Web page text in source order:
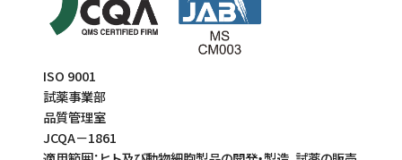
ISO 9001
試薬事業部
品質管理室
JCQA－1861